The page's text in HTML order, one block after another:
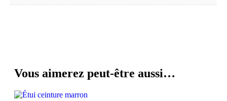
Vous aimerez peut-être aussi…